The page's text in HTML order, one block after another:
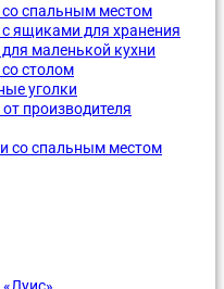
со спальным местом
ящиками для хранения
маленькой кухни
столом
уголки
производителя
со спальным местом